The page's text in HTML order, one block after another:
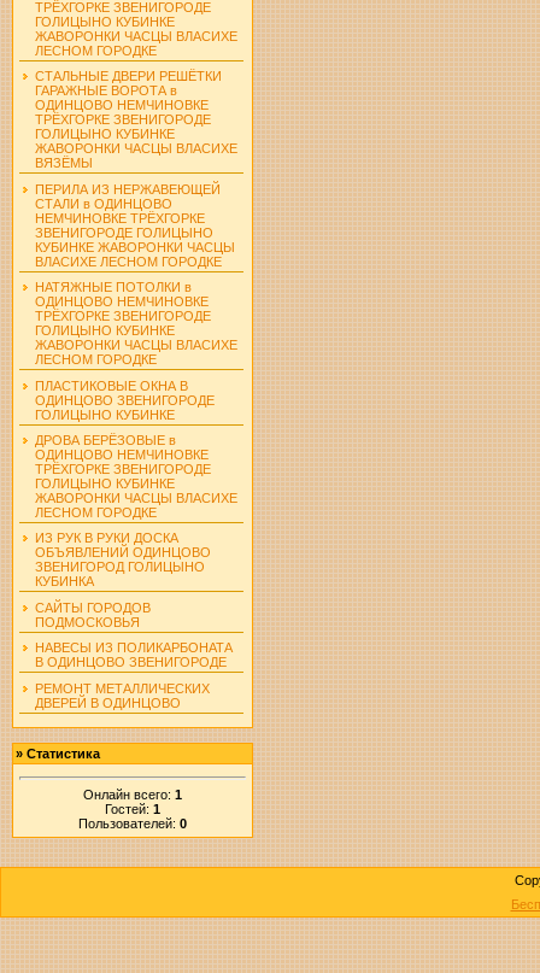
ТРЁХГОРКЕ ЗВЕНИГОРОДЕ
ГОЛИЦЫНО КУБИНКЕ
ЖАВОРОНКИ ЧАСЦЫ ВЛАСИХЕ
ЛЕСНОМ ГОРОДКЕ
СТАЛЬНЫЕ ДВЕРИ РЕШЁТКИ
ГАРАЖНЫЕ ВОРОТА в
ОДИНЦОВО НЕМЧИНОВКЕ
ТРЁХГОРКЕ ЗВЕНИГОРОДЕ
ГОЛИЦЫНО КУБИНКЕ
ЖАВОРОНКИ ЧАСЦЫ ВЛАСИХЕ
ВЯЗЁМЫ
ПЕРИЛА ИЗ НЕРЖАВЕЮЩЕЙ
СТАЛИ в ОДИНЦОВО
НЕМЧИНОВКЕ ТРЁХГОРКЕ
ЗВЕНИГОРОДЕ ГОЛИЦЫНО
КУБИНКЕ ЖАВОРОНКИ ЧАСЦЫ
ВЛАСИХЕ ЛЕСНОМ ГОРОДКЕ
НАТЯЖНЫЕ ПОТОЛКИ в
ОДИНЦОВО НЕМЧИНОВКЕ
ТРЁХГОРКЕ ЗВЕНИГОРОДЕ
ГОЛИЦЫНО КУБИНКЕ
ЖАВОРОНКИ ЧАСЦЫ ВЛАСИХЕ
ЛЕСНОМ ГОРОДКЕ
ПЛАСТИКОВЫЕ ОКНА В
ОДИНЦОВО ЗВЕНИГОРОДЕ
ГОЛИЦЫНО КУБИНКЕ
ДРОВА БЕРЁЗОВЫЕ в
ОДИНЦОВО НЕМЧИНОВКЕ
ТРЁХГОРКЕ ЗВЕНИГОРОДЕ
ГОЛИЦЫНО КУБИНКЕ
ЖАВОРОНКИ ЧАСЦЫ ВЛАСИХЕ
ЛЕСНОМ ГОРОДКЕ
ИЗ РУК В РУКИ ДОСКА
ОБЪЯВЛЕНИЙ ОДИНЦОВО
ЗВЕНИГОРОД ГОЛИЦЫНО
КУБИНКА
САЙТЫ ГОРОДОВ
ПОДМОСКОВЬЯ
НАВЕСЫ ИЗ ПОЛИКАРБОНАТА
В ОДИНЦОВО ЗВЕНИГОРОДЕ
РЕМОНТ МЕТАЛЛИЧЕСКИХ
ДВЕРЕЙ В ОДИНЦОВО
» Статистика
Онлайн всего: 1
Гостей: 1
Пользователей: 0